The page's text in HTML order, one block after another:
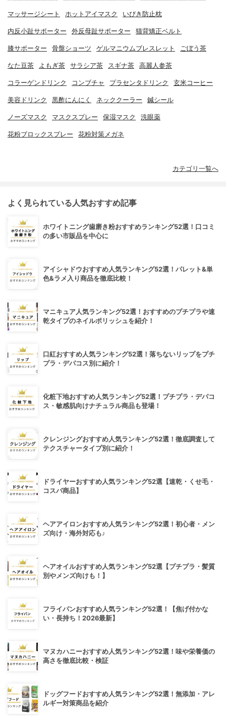
マッサージシート ホットアイマスク いびき防止枕
内反小趾サポーター 外反母趾サポーター 猫背矯正ベルト
膝サポーター 骨盤ショーツ ゲルマニウムブレスレット ごぼう茶
なた豆茶 よもぎ茶 サラシア茶 スギナ茶 高麗人参茶
コラーゲンドリンク コンブチャ プラセンタドリンク 玄米コーヒー
美容ドリンク 黒酢にんにく ネッククーラー 鍼シール
ノーズマスク マスクスプレー 保湿マスク 洗眼薬
花粉ブロックスプレー 花粉対策メガネ
カテゴリ一覧へ
よく見られている人気おすすめ記事
ホワイトニング歯磨き粉おすすめランキング52選！口コミ
の多い市販品を中心に
アイシャドウおすすめ人気ランキング52選！パレット&単
色&ラメ入り商品を徹底比較！
マニキュア人気ランキング52選！おすすめのプチプラや速
乾タイプのネイルポリッシュを紹介！
口紅おすすめ人気ランキング52選！落ちないリップをプチ
プラ・デパコス別に紹介！
化粧下地おすすめ人気ランキング52選！プチプラ・デパコ
ス・敏感肌向けナチュラル商品も登場！
クレンジングおすすめ人気ランキング52選！徹底調査して
テクスチャータイプ別に紹介！
ドライヤーおすすめ人気ランキング52選【速乾・くせ毛・
コスパ商品】
ヘアアイロンおすすめ人気ランキング52選！初心者・メン
ズ向け・海外対応も♪
ヘアオイルおすすめ人気ランキング52選【プチプラ・髪質
別やメンズ向けも！】
フライパンおすすめ人気ランキング52選！【焦げ付かな
い・長持ち！2026最新】
マヌカハニーおすすめ人気ランキング52選！味や栄養価の
高さを徹底比較・検証
ドッグフードおすすめ人気ランキング52選！無添加・アレ
ルギー対策商品を紹介